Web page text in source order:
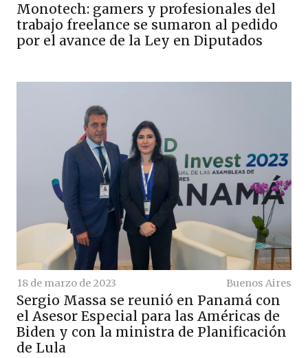
Monotech: gamers y profesionales del
trabajo freelance se sumaron al pedido
por el avance de la Ley en Diputados
18 de marzo de 2023 Buenos Aires
Sergio Massa se reunió en Panamá con
el Asesor Especial para las Américas de
Biden y con la ministra de Planificación
de Lula